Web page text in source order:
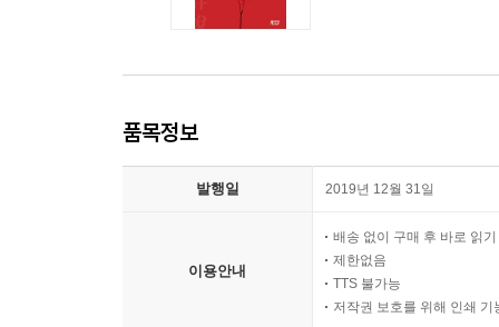
품목정보
발행일 2019년 12월 31일
이용안내
배송 없이 구매 후 바로 읽기
제한없음
TTS 불가능
저작권 보호를 위해 인쇄 기